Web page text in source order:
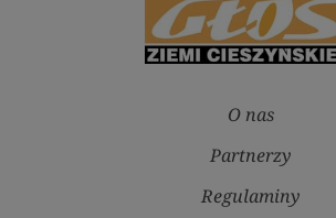
O nas
Partnerzy
Regulaminy